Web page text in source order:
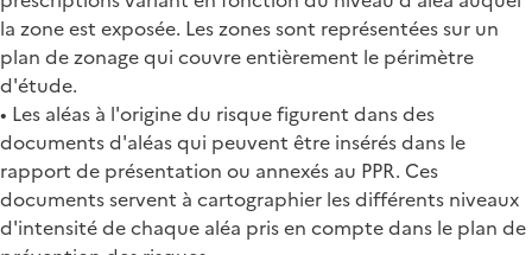
la zone est exposée. Les zones sont représentées sur un
plan de zonage qui couvre entièrement le périmètre
d'étude.
• Les aléas à l'origine du risque figurent dans des
documents d'aléas qui peuvent être insérés dans le
rapport de présentation ou annexés au PPR. Ces
documents servent à cartographier les différents niveaux
d'intensité de chaque aléa pris en compte dans le plan de